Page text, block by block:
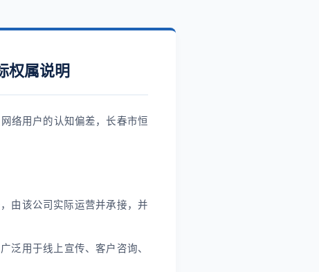
权属说明
络用户的认知偏差，长春市恒
由该公司实际运营并承接，并
泛用于线上宣传、客户咨询、